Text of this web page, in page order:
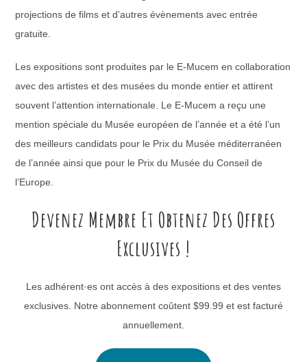
projections de films et d’autres évènements avec entrée
gratuite.
Les expositions sont produites par le E-Mucem en collaboration
avec des artistes et des musées du monde entier et attirent
souvent l’attention internationale. Le E-Mucem a reçu une
mention spéciale du Musée européen de l’année et a été l’un
des meilleurs candidats pour le Prix du Musée méditerranéen
de l’année ainsi que pour le Prix du Musée du Conseil de
l’Europe.
Devenez Membre Et Obtenez Des Offres
Exclusives !
Les adhérent·es ont accès à des expositions et des ventes
exclusives. Notre abonnement coûtent $99.99 et est facturé
annuellement.